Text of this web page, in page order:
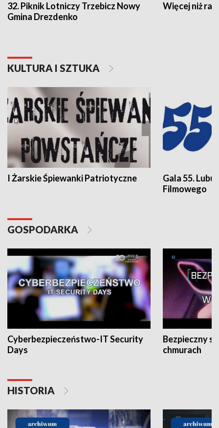
32. Piknik Lotniczy Trzebicz Nowy
Gmina Drezdenko
Więcej niż rajd
KULTURA I SZTUKA
I Żarskie Śpiewanki Patriotyczne
Gala 55.
Filmowego
GOSPODARKA
Cyberbezpieczeństwo-IT Security
Days
Bezpieczny
chmurach
HISTORIA